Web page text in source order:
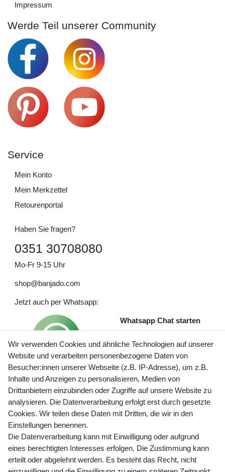
Impressum
Werde Teil unserer Community
Service
Mein Konto
Mein Merkzettel
Retourenportal
Haben Sie fragen?
0351 30708080
Mo-Fr 9-15 Uhr
shop@banjado.com
Jetzt auch per Whatsapp:
Whatsapp Chat starten
Preisangaben inkl. gesetzl. MwSt. und zzgl. Service- und
Versandkosten
Newsletter Anmeldung - Keine Angebote
mehr verpassen!
Wir verwenden Cookies und ähnliche Technologien auf unserer
Website und verarbeiten personenbezogene Daten von
Besucher:innen unserer Webseite (z.B. IP-Adresse), um z.B.
Inhalte und Anzeigen zu personalisieren, Medien von
Drittanbietern einzubinden oder Zugriffe auf unsere Website zu
analysieren. Die Datenverarbeitung erfolgt erst durch gesetzte
Cookies. Wir teilen diese Daten mit Dritten, die wir in den
Einstellungen benennen.
Die Datenverarbeitung kann mit Einwilligung oder aufgrund
eines berechtigten Interesses erfolgen. Die Zustimmung kann
erteilt oder abgelehnt werden. Es besteht das Recht, nicht